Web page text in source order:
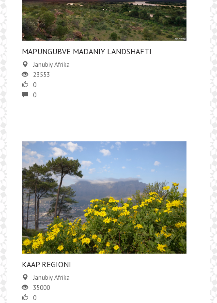
MAPUNGUBVE MADANIY LANDSHAFTI
Janubiy Afrika
23553
0
0
KAAP REGIONI
Janubiy Afrika
35000
0